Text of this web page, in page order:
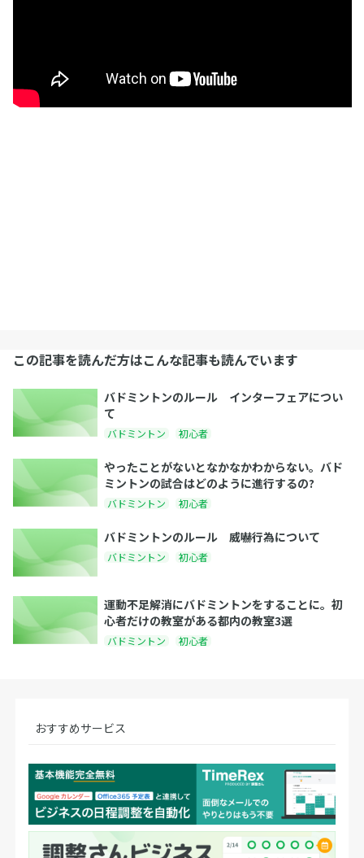
この記事を読んだ方はこんな記事も読んでいます
バドミントンのルール インターフェアについ
て
バドミントン 初心者
やったことがないとなかなかわからない。バド
ミントンの試合はどのように進行するの?
バドミントン 初心者
バドミントンのルール 威嚇行為について
バドミントン 初心者
運動不足解消にバドミントンをすることに。初
心者だけの教室がある都内の教室3選
バドミントン 初心者
おすすめサービス